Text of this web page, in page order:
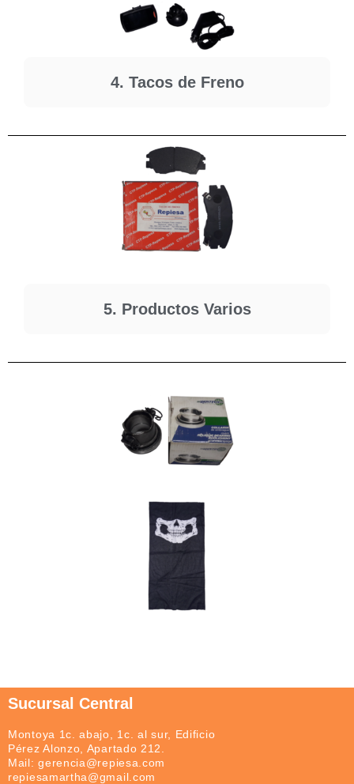
4. Tacos de Freno
5. Productos Varios
Sucursal Central
Montoya 1c. abajo, 1c. al sur, Edificio
Pérez Alonzo, Apartado 212.
Mail: gerencia@repiesa.com
repiesamartha@gmail.com